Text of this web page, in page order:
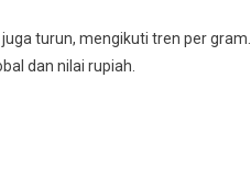
turun, mengikuti tren per gram.
dan nilai rupiah.